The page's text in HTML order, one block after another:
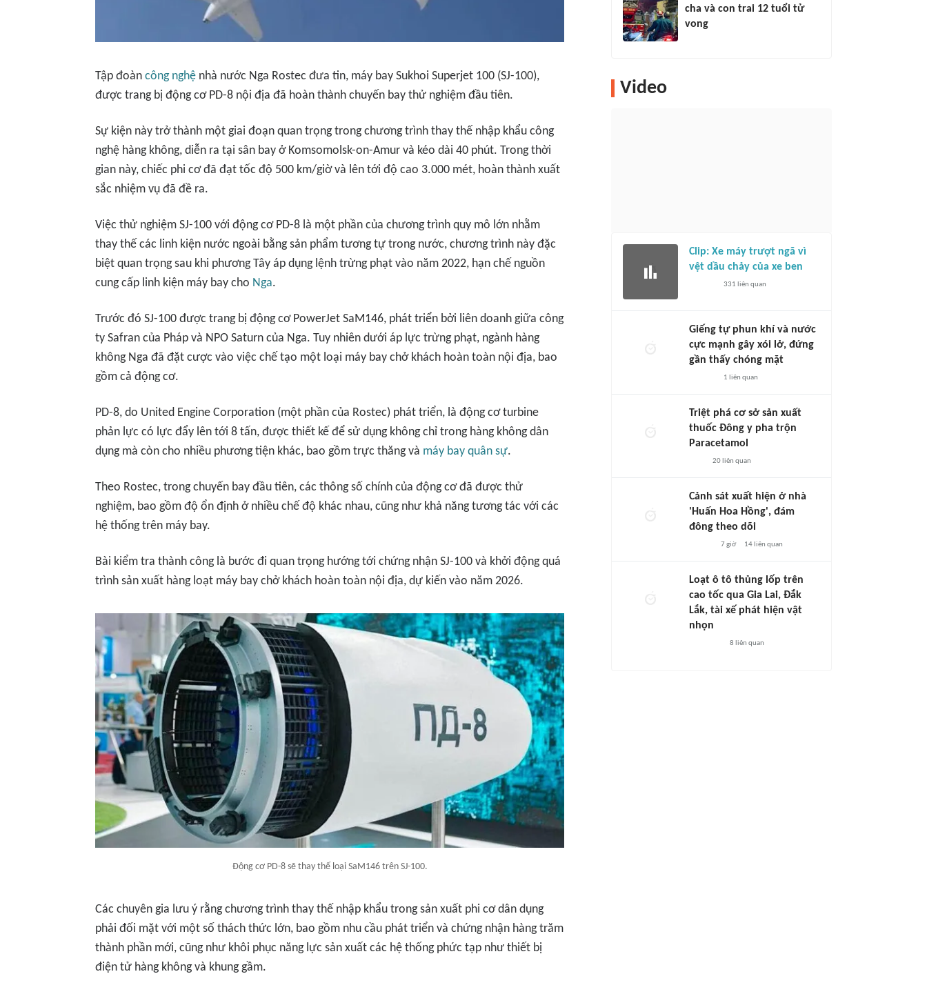
Tập đoàn công nghệ nhà nước Nga Rostec đưa tin, máy bay Sukhoi Superjet 100 (SJ-100),
được trang bị động cơ PD-8 nội địa đã hoàn thành chuyến bay thử nghiệm đầu tiên.
Sự kiện này trở thành một giai đoạn quan trọng trong chương trình thay thế nhập khẩu công
nghệ hàng không, diễn ra tại sân bay ở Komsomolsk-on-Amur và kéo dài 40 phút. Trong thời
gian này, chiếc phi cơ đã đạt tốc độ 500 km/giờ và lên tới độ cao 3.000 mét, hoàn thành xuất
sắc nhiệm vụ đã đề ra.
Việc thử nghiệm SJ-100 với động cơ PD-8 là một phần của chương trình quy mô lớn nhằm
thay thế các linh kiện nước ngoài bằng sản phẩm tương tự trong nước, chương trình này đặc
biệt quan trọng sau khi phương Tây áp dụng lệnh trừng phạt vào năm 2022, hạn chế nguồn
cung cấp linh kiện máy bay cho Nga.
Trước đó SJ-100 được trang bị động cơ PowerJet SaM146, phát triển bởi liên doanh giữa công
ty Safran của Pháp và NPO Saturn của Nga. Tuy nhiên dưới áp lực trừng phạt, ngành hàng
không Nga đã đặt cược vào việc chế tạo một loại máy bay chở khách hoàn toàn nội địa, bao
gồm cả động cơ.
PD-8, do United Engine Corporation (một phần của Rostec) phát triển, là động cơ turbine
phản lực có lực đẩy lên tới 8 tấn, được thiết kế để sử dụng không chỉ trong hàng không dân
dụng mà còn cho nhiều phương tiện khác, bao gồm trực thăng và máy bay quân sự.
Theo Rostec, trong chuyến bay đầu tiên, các thông số chính của động cơ đã được thử
nghiệm, bao gồm độ ổn định ở nhiều chế độ khác nhau, cũng như khả năng tương tác với các
hệ thống trên máy bay.
Bài kiểm tra thành công là bước đi quan trọng hướng tới chứng nhận SJ-100 và khởi động quá
trình sản xuất hàng loạt máy bay chở khách hoàn toàn nội địa, dự kiến vào năm 2026.
Động cơ PD-8 sẽ thay thế loại SaM146 trên SJ-100.
Các chuyên gia lưu ý rằng chương trình thay thế nhập khẩu trong sản xuất phi cơ dân dụng
phải đối mặt với một số thách thức lớn, bao gồm nhu cầu phát triển và chứng nhận hàng trăm
thành phần mới, cũng như khôi phục năng lực sản xuất các hệ thống phức tạp như thiết bị
điện tử hàng không và khung gầm.
cha và con trai 12 tuổi tử
vong
Video
Clip: Xe máy trượt ngã vì
vệt dầu chảy của xe ben
331 liên quan
Giếng tự phun khí và nước
cực mạnh gây xói lở, đứng
gần thấy chóng mặt
1 liên quan
Triệt phá cơ sở sản xuất
thuốc Đông y pha trộn
Paracetamol
20liên quan
Cảnh sát xuất hiện ở nhà
'Huấn Hoa Hồng', đám
đông theo dõi
7 giờ 14liên quan
Loạt ô tô thủng lốp trên
cao tốc qua Gia Lai, Đắk
Lắk, tài xế phát hiện vật
nhọn
8 liên quan